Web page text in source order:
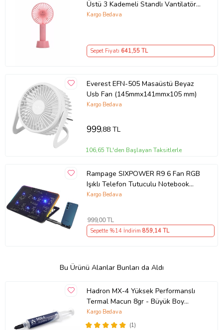
Üstü 3 Kademeli Standlı Vantilatör
Pembe (Siyah)
Kargo Bedava
Sepet Fiyatı 641,55 TL
Everest EFN-505 Masaüstü Beyaz
Usb Fan (145mmx141mmx105 mm)
Kargo Bedava
999,88 TL
106,65 TL'den Başlayan Taksitlerle
Rampage SIXPOWER R9 6 Fan RGB
Işıklı Telefon Tutuculu Notebook
Soğutucu
Kargo Bedava
999,00 TL
Sepette %14 İndirim 859,14 TL
Bu Ürünü Alanlar Bunları da Aldı
Hadron MX-4 Yüksek Performanslı
Termal Macun 8gr - Büyük Boy
Ekonomik Tüp
(1)
Kargo Bedava